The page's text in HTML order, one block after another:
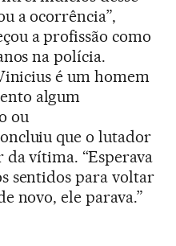
a ocorrência”,
a profissão como
na polícia.
é um homem
algum
ou
que o lutador
vítima. “Esperava
sentidos para voltar
novo, ele parava.”